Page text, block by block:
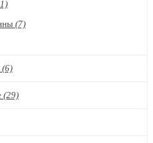
(7)
(6)
(29)